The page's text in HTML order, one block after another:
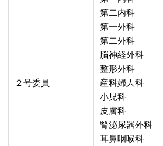
２号委員
第二内科
第一外科
第二外科
脳神経外科
整形外科
産科婦人科
小児科
皮膚科
腎泌尿器外科
耳鼻咽喉科